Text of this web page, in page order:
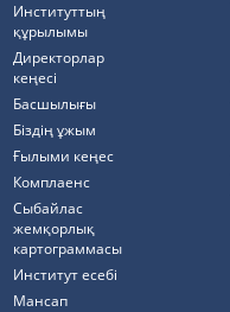
Институттың
құрылымы
Директорлар
кеңесі
Басшылығы
Біздің ұжым
Ғылыми кеңес
Комплаенс
Cыбайлас
жемқорлық
картограммасы
Институт есебі
Мансап